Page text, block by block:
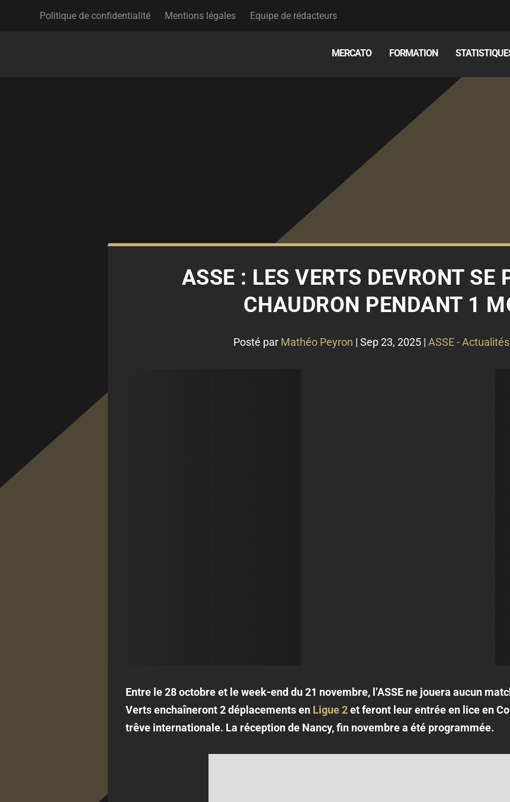
Politique de confidentialité Mentions légales Equipe de rédacteurs
MERCATO FORMATION
ASSE : LES VERTS DEVRONT SE
CHAUDRON PENDANT 1
Posté par Mathéo Peyron | Sep 23, 2025 | ASSE - Actualités
Entre le 28 octobre et le week-end du 21 novembre, l’ASSE ne jouera aucun
Verts enchaîneront 2 déplacements en Ligue 2et feront leur entrée en lice en
trêve internationale. La réception de Nancy, fin novembre a été programmée.